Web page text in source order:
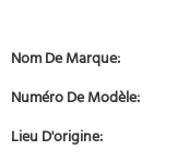
Nom De Marque:
Numéro De Modèle:
Lieu D'origine: